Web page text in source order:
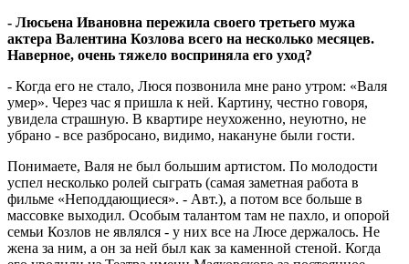
- Люсьена Ивановна пережила своего третьего мужа
актера Валентина Козлова всего на несколько месяцев.
Наверное, очень тяжело восприняла его уход?
- Когда его не стало, Люся позвонила мне рано утром: «Валя
умер». Через час я пришла к ней. Картину, честно говоря,
увидела страшную. В квартире неухоженно, неуютно, не
убрано - все разбросано, видимо, накануне были гости.
Понимаете, Валя не был большим артистом. По молодости
успел несколько ролей сыграть (самая заметная работа в
фильме «Неподдающиеся». - Авт.), а потом все больше в
массовке выходил. Особым талантом там не пахло, и опорой
семьи Козлов не являлся - у них все на Люсе держалось. Не
жена за ним, а он за ней был как за каменной стеной. Когда